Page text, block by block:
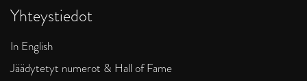
Yhteystiedot
In English
Jäädytetyt numerot & Hall of Fame